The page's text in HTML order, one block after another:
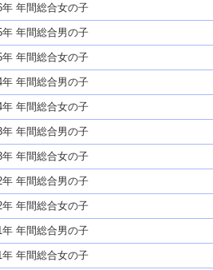
年 年間総合女の子
年 年間総合男の子
年 年間総合女の子
年 年間総合男の子
年 年間総合女の子
年 年間総合男の子
年 年間総合女の子
年 年間総合男の子
年 年間総合女の子
年 年間総合男の子
年 年間総合女の子